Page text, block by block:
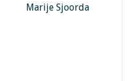
Marije Sjoorda